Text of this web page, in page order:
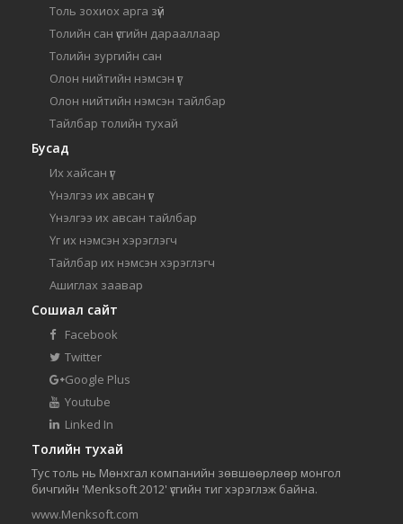
Толь зохиох арга зүй
Толийн сан үсгийн дарааллаар
Толийн зургийн сан
Олон нийтийн нэмсэн үг
Олон нийтийн нэмсэн тайлбар
Тайлбар толийн тухай
Бусад
Их хайсан үг
Үнэлгээ их авсан үг
Үнэлгээ их авсан тайлбар
Үг их нэмсэн хэрэглэгч
Тайлбар их нэмсэн хэрэглэгч
Ашиглах заавар
Сошиал сайт
Facebook
Twitter
Google Plus
Youtube
Linked In
Толийн тухай
Тус толь нь Мөнхгал компанийн зөвшөөрлөөр монгол
бичгийн 'Menksoft 2012' үсгийн тиг хэрэглэж байна.
www.Menksoft.com